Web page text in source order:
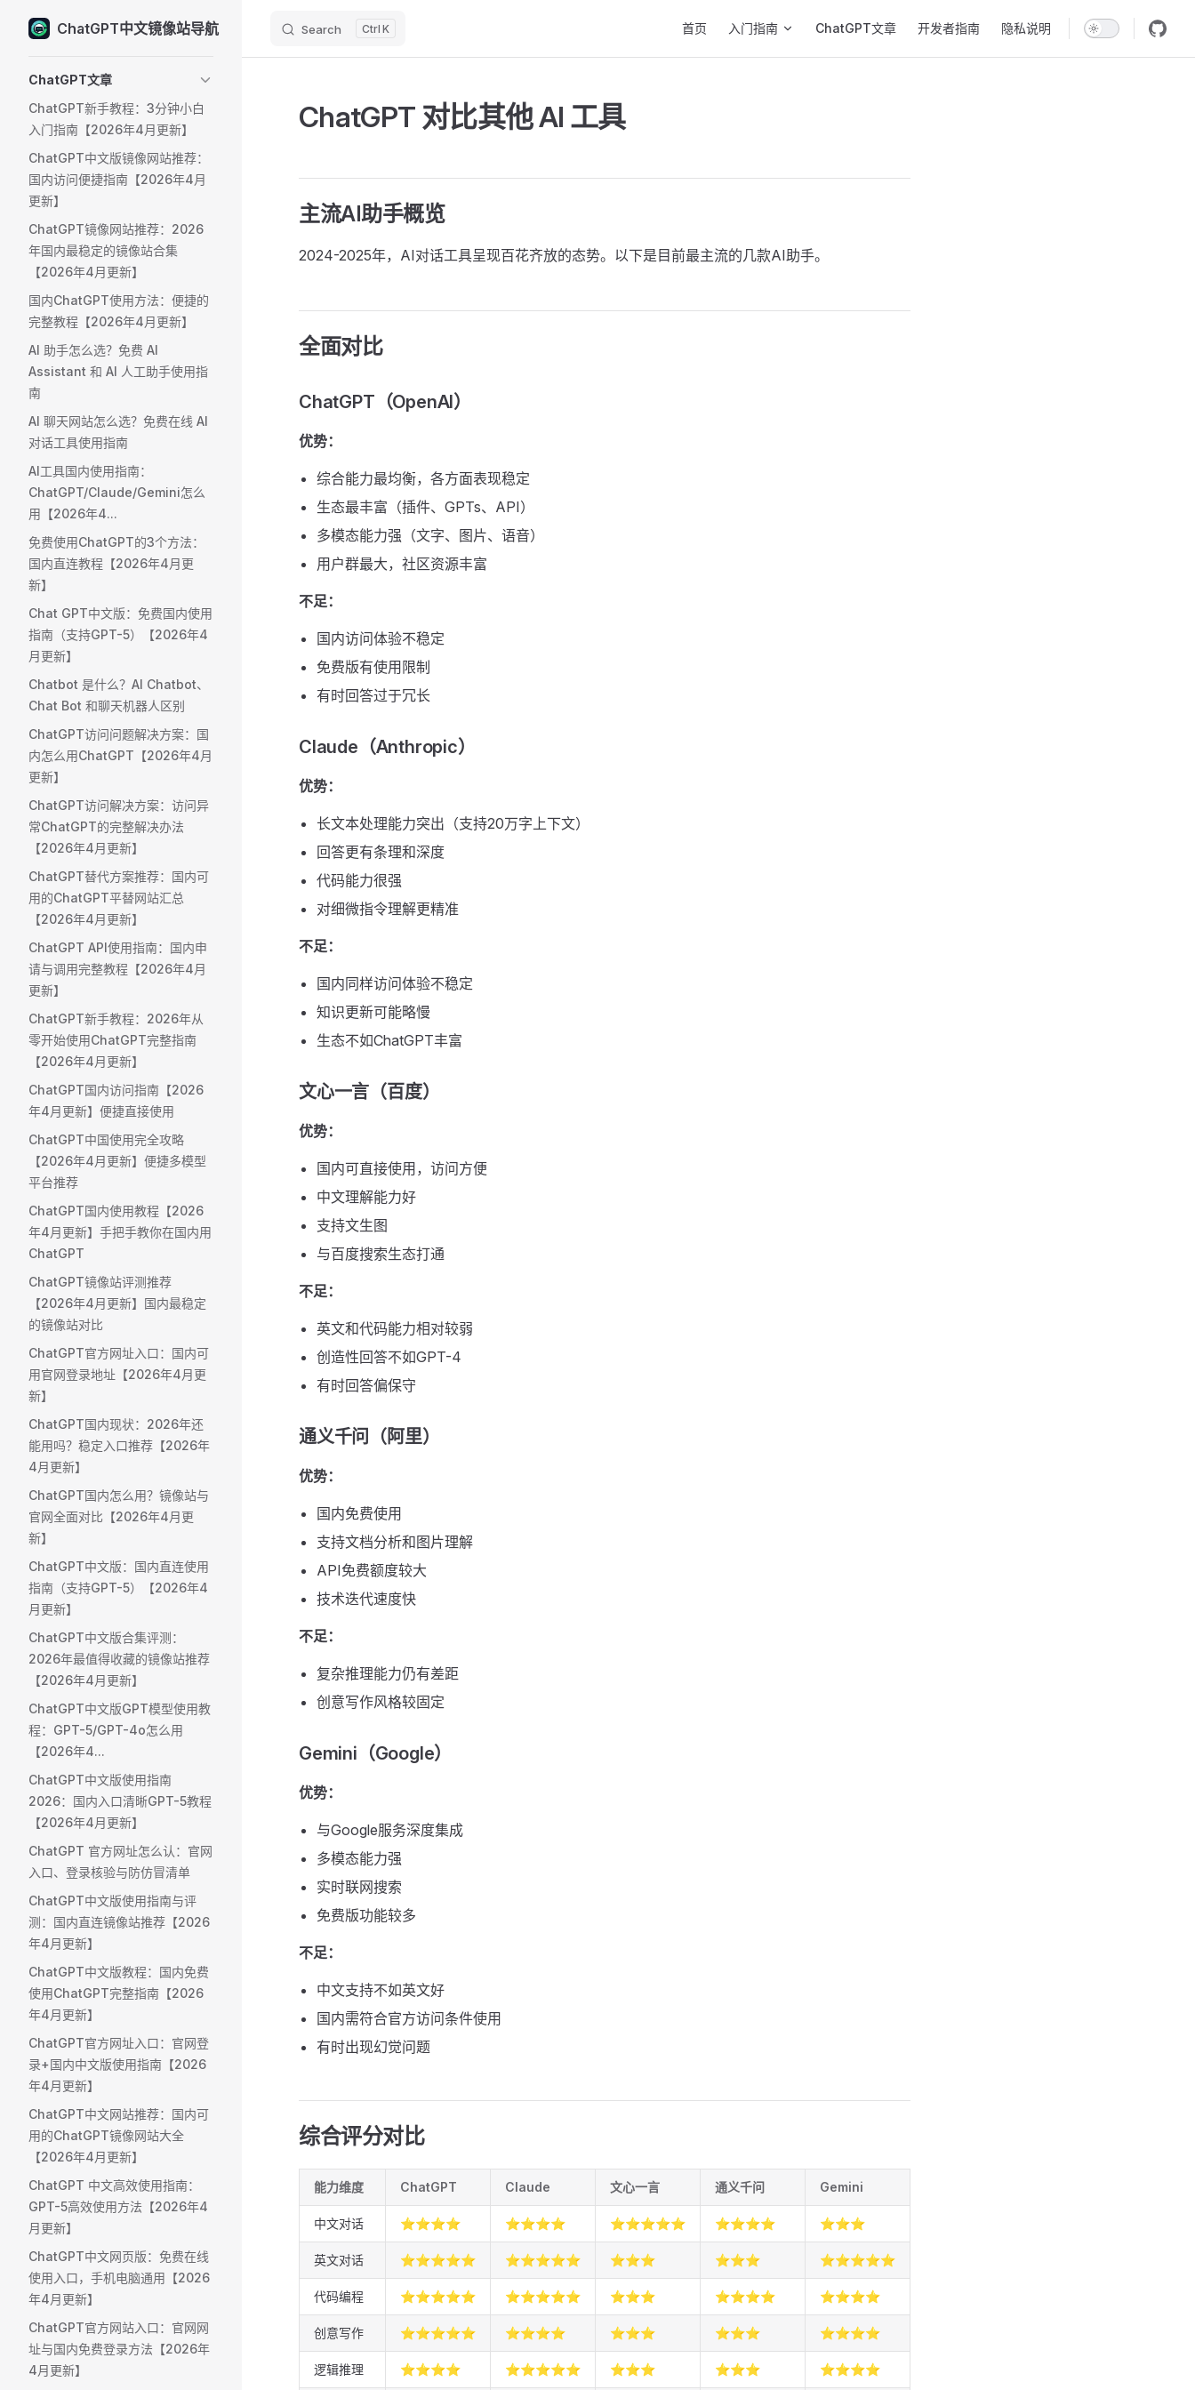
Skip to content
ChatGPT中文镜像站导航 Search K 首页 入门指南 ChatGPT文章 开发者指南 隐私说明
ChatGPT文章
ChatGPT新手教程：3分钟小白
入门指南【2026年4月更新】
ChatGPT中文版镜像网站推荐：
国内访问便捷指南【2026年4月
更新】
ChatGPT镜像网站推荐：2026
年国内最稳定的镜像站合集
【2026年4月更新】
国内ChatGPT使用方法：便捷的
完整教程【2026年4月更新】
AI 助手怎么选？免费 AI
Assistant 和 AI 人工助手使用指
南
AI 聊天网站怎么选？免费在线 AI
对话工具使用指南
AI工具国内使用指南：
ChatGPT/Claude/Gemini怎么
用【2026年4...
免费使用ChatGPT的3个方法：
国内直连教程【2026年4月更
新】
Chat GPT中文版：免费国内使用
指南（支持GPT-5）【2026年4
月更新】
Chatbot 是什么？AI Chatbot、
Chat Bot 和聊天机器人区别
ChatGPT访问问题解决方案：国
内怎么用ChatGPT【2026年4月
更新】
ChatGPT访问解决方案：访问异
常ChatGPT的完整解决办法
【2026年4月更新】
ChatGPT替代方案推荐：国内可
用的ChatGPT平替网站汇总
【2026年4月更新】
ChatGPT API使用指南：国内申
请与调用完整教程【2026年4月
更新】
ChatGPT新手教程：2026年从
零开始使用ChatGPT完整指南
【2026年4月更新】
ChatGPT国内访问指南【2026
年4月更新】便捷直接使用
ChatGPT中国使用完全攻略
【2026年4月更新】便捷多模型
平台推荐
ChatGPT国内使用教程【2026
年4月更新】手把手教你在国内用
ChatGPT
ChatGPT镜像站评测推荐
【2026年4月更新】国内最稳定
的镜像站对比
ChatGPT官方网址入口：国内可
用官网登录地址【2026年4月更
新】
ChatGPT国内现状：2026年还
能用吗？稳定入口推荐【2026年
4月更新】
ChatGPT国内怎么用？镜像站与
官网全面对比【2026年4月更
新】
ChatGPT中文版：国内直连使用
指南（支持GPT-5）【2026年4
月更新】
ChatGPT中文版合集评测：
2026年最值得收藏的镜像站推荐
【2026年4月更新】
ChatGPT中文版GPT模型使用教
程：GPT-5/GPT-4o怎么用
【2026年4...
ChatGPT中文版使用指南
2026：国内入口清晰GPT-5教程
【2026年4月更新】
ChatGPT 官方网址怎么认：官网
入口、登录核验与防仿冒清单
ChatGPT中文版使用指南与评
测：国内直连镜像站推荐【2026
年4月更新】
ChatGPT中文版教程：国内免费
使用ChatGPT完整指南【2026
年4月更新】
ChatGPT官方网址入口：官网登
录+国内中文版使用指南【2026
年4月更新】
ChatGPT中文网站推荐：国内可
用的ChatGPT镜像网站大全
【2026年4月更新】
ChatGPT 中文高效使用指南：
GPT-5高效使用方法【2026年4
月更新】
ChatGPT中文网页版：免费在线
使用入口，手机电脑通用【2026
年4月更新】
ChatGPT官方网站入口：官网网
址与国内免费登录方法【2026年
4月更新】
ChatGPT 对比其他 AI 工具
主流AI助手概览
2024-2025年，AI对话工具呈现百花齐放的态势。以下是目前最主流的几款AI助手。
全面对比
ChatGPT（OpenAI）
优势：
综合能力最均衡，各方面表现稳定
生态最丰富（插件、GPTs、API）
多模态能力强（文字、图片、语音）
用户群最大，社区资源丰富
不足：
国内访问体验不稳定
免费版有使用限制
有时回答过于冗长
Claude（Anthropic）
优势：
长文本处理能力突出（支持20万字上下文）
回答更有条理和深度
代码能力很强
对细微指令理解更精准
不足：
国内同样访问体验不稳定
知识更新可能略慢
生态不如ChatGPT丰富
文心一言（百度）
优势：
国内可直接使用，访问方便
中文理解能力好
支持文生图
与百度搜索生态打通
不足：
英文和代码能力相对较弱
创造性回答不如GPT-4
有时回答偏保守
通义千问（阿里）
优势：
国内免费使用
支持文档分析和图片理解
API免费额度较大
技术迭代速度快
不足：
复杂推理能力仍有差距
创意写作风格较固定
Gemini（Google）
优势：
与Google服务深度集成
多模态能力强
实时联网搜索
免费版功能较多
不足：
中文支持不如英文好
国内需符合官方访问条件使用
有时出现幻觉问题
综合评分对比
能力维度 ChatGPT Claude 文心一言 通义千问 Gemini
中文对话 ⭐⭐⭐⭐ ⭐⭐⭐⭐ ⭐⭐⭐⭐⭐ ⭐⭐⭐⭐ ⭐⭐⭐
英文对话 ⭐⭐⭐⭐⭐ ⭐⭐⭐⭐⭐ ⭐⭐⭐ ⭐⭐⭐ ⭐⭐⭐⭐⭐
代码编程 ⭐⭐⭐⭐⭐ ⭐⭐⭐⭐⭐ ⭐⭐⭐ ⭐⭐⭐⭐ ⭐⭐⭐⭐
创意写作 ⭐⭐⭐⭐⭐ ⭐⭐⭐⭐ ⭐⭐⭐ ⭐⭐⭐ ⭐⭐⭐⭐
逻辑推理 ⭐⭐⭐⭐ ⭐⭐⭐⭐⭐ ⭐⭐⭐ ⭐⭐⭐ ⭐⭐⭐⭐